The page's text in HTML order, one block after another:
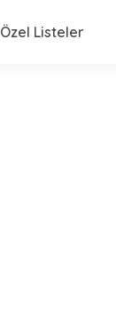
Özel Listeler